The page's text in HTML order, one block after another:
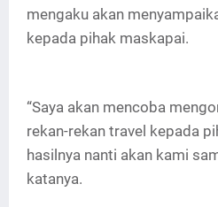
mengaku akan
kepada pihak maskapai.
“Saya akan mencoba
rekan-rekan travel kepada
hasilnya nanti akan kami
katanya.